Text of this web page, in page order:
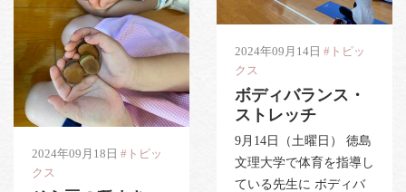
2024年09月18日 #トピッ
クス
2024年09月14日 #トピッ
クス
ボディバランス・
ストレッチ
9月14日（土曜日） 徳島
文理大学で体育を指導し
ている先生に ボディバ